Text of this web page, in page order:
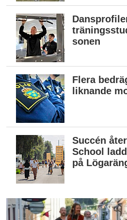
sonen
Flera
liknande
Succén
School
på